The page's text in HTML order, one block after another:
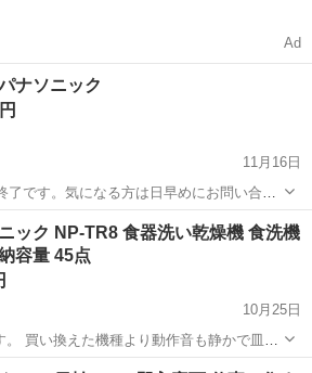
Ad
ナソニック
11月16日
了です。気になる方は日早めにお問い合わ
スあり。 ホースはとりきれないよごれあり
キッチン家電 食洗機
ック NP-TR8 食器洗い乾燥機 食洗機
容量 45点
10月25日
買い換えた機種より動作音も静かで皿も
い方や音信不通になっ
キッチン家電 除菌